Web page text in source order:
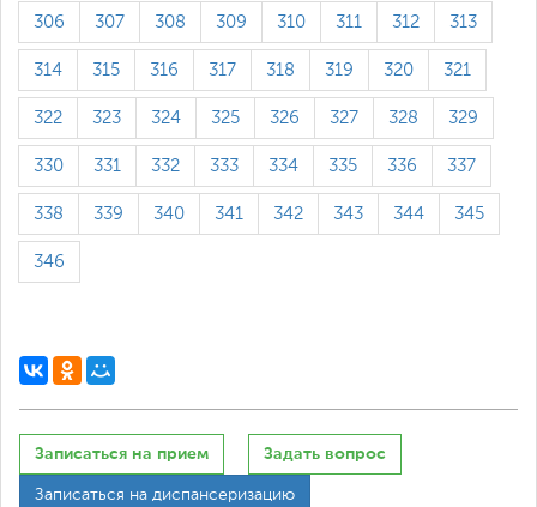
306 307 308 309 310 311 312 313
314 315 316 317 318 319 320 321
322 323 324 325 326 327 328 329
330 331 332 333 334 335 336 337
338 339 340 341 342 343 344 345
346
Записаться на прием Задать вопрос
Записаться на диспансеризацию